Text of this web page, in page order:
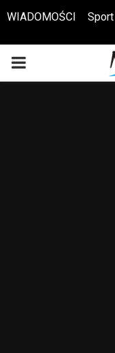
Otwórz pasek narzędzi
WIADOMOŚCI Sport
PRIMARY